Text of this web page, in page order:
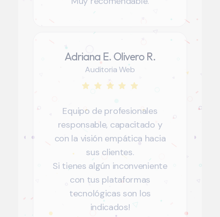
Adriana E. Olivero R.
Auditoria Web
Equipo de profesionales
responsable, capacitado y
con la visión empática hacia
sus clientes.
Si tienes algún inconveniente
con tus plataformas
tecnológicas son los
indicados!